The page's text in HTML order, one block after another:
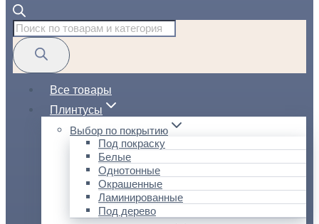
Поиск
товаров
Все товары
Плинтусы
Выбор по покрытию
Под покраску
Белые
Однотонные
Окрашенные
Ламинированные
Под дерево